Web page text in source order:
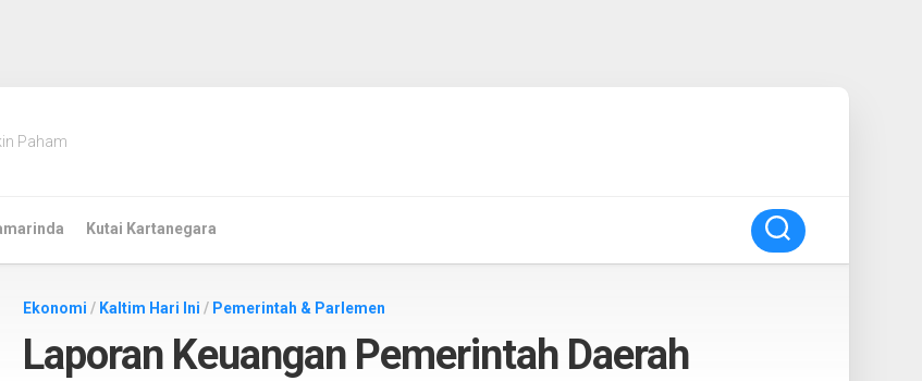
Paham
Kutai Kartanegara
Ekonomi / Kaltim Hari Ini / Pemerintah & Parlemen
Laporan Keuangan Pemerintah Daerah